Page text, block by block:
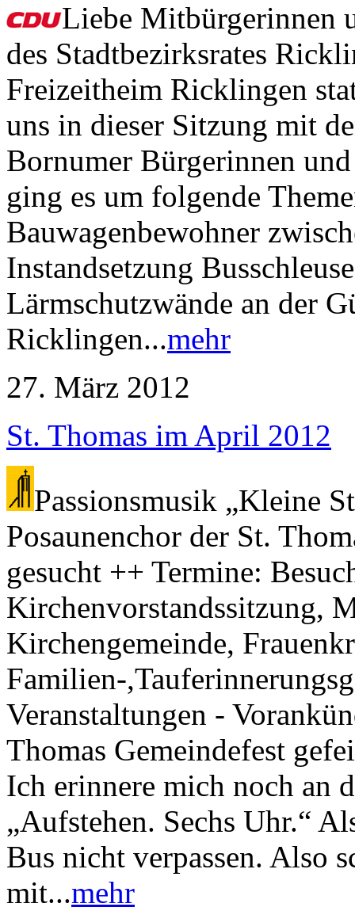
Liebe Mitbürgerinnen
des Stadtbezirksrates
Freizeitheim Ricklingen
uns in dieser Sitzung mit
Bornumer Bürgerinnen
ging es um folgende
Bauwagenbewohner
Instandsetzung
Lärmschutzwände an der
Ricklingen...mehr
27. März 2012
St. Thomas im April 2012
Passionsmusik „Kleine
Posaunenchor der St.
gesucht ++ Termine:
Kirchenvorstandssitzung,
Kirchengemeinde,
Familien-
Veranstaltungen -
Thomas Gemeindefest
Ich erinnere mich noch an
„Aufstehen. Sechs Uhr.“
Bus nicht verpassen. Also
mit...mehr